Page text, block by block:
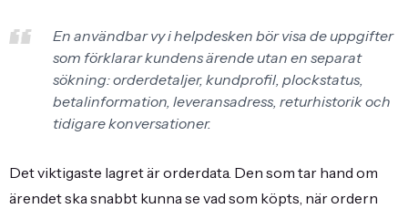
En användbar vy i helpdesken bör visa de uppgifter
som förklarar kundens ärende utan en separat
sökning: orderdetaljer, kundprofil, plockstatus,
betalinformation, leveransadress, returhistorik och
tidigare konversationer.
Det viktigaste lagret är orderdata. Den som tar hand om
ärendet ska snabbt kunna se vad som köpts, när ordern